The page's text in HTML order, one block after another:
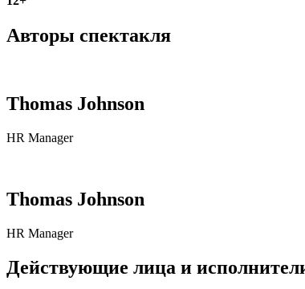
Авторы спектакля
Thomas Johnson
HR Manager
Thomas Johnson
HR Manager
Действующие лица и